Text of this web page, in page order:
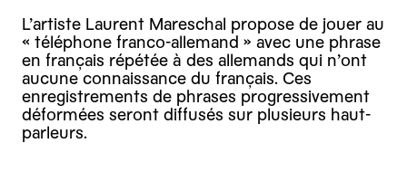
L’artiste Laurent Mareschal propose de jouer au
« téléphone franco-allemand » avec une phrase
en français répétée à des allemands qui n’ont
aucune connaissance du français. Ces
enregistrements de phrases progressivement
déformées seront diffusés sur plusieurs haut-
parleurs.